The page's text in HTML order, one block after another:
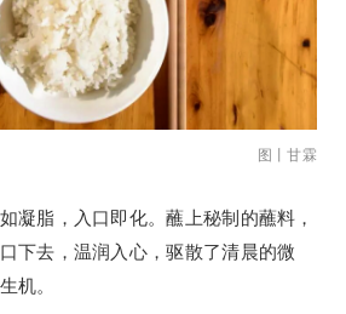
图丨甘霖
凝脂，入口即化。蘸上秘制的蘸料，
下去，温润入心，驱散了清晨的微
机。